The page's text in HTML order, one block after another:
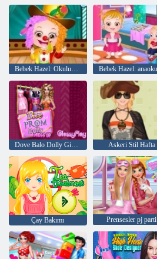
Askeri Stil Hafta
Çay Bakımı Prensesler pj parti